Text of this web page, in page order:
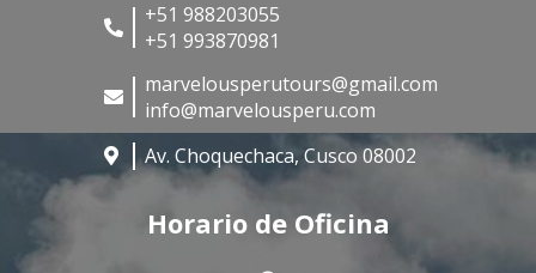
+51 988203055
+51 993870981
marvelousperutours@gmail.com
info@marvelousperu.com
Av. Choquechaca, Cusco 08002
Horario de Oficina